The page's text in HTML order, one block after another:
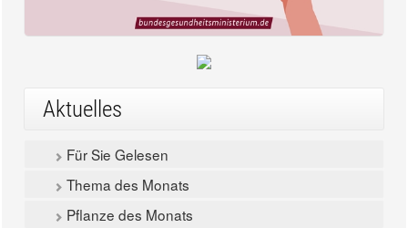
Aktuelles
Für Sie Gelesen
Thema des Monats
Pflanze des Monats